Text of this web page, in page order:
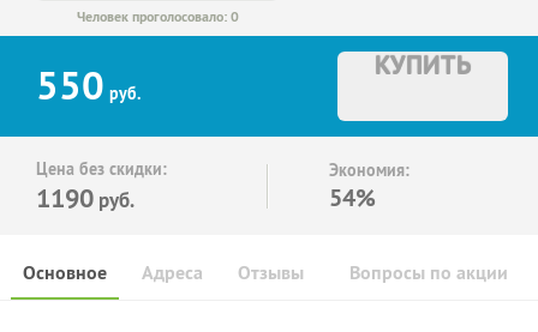
Человек проголосовало: 0
550 руб.
КУПИТЬ
Цена без скидки:
1190 руб.
Экономия:
54%
Основное Отзывы Вопросы по акции
Адреса